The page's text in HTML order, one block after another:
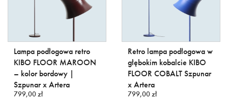
Lampa podłogowa retro
KIBO FLOOR MAROON
– kolor bordowy |
Szpunar x Artera
799,00 zł
Retro lampa podłogowa w
głębokim kobalcie KIBO
FLOOR COBALT Szpunar
x Artera
799,00 zł